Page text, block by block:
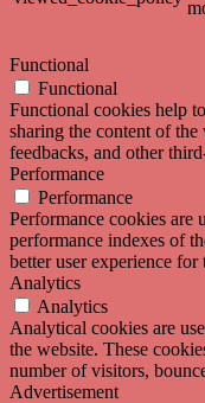
Functional
Functional
Functional cookies help
sharing the content of
feedbacks, and other
Performance
Performance
Performance cookies are
performance indexes of
better user experience for
Analytics
Analytics
Analytical cookies are
the website. These
number of visitors,
Advertisement